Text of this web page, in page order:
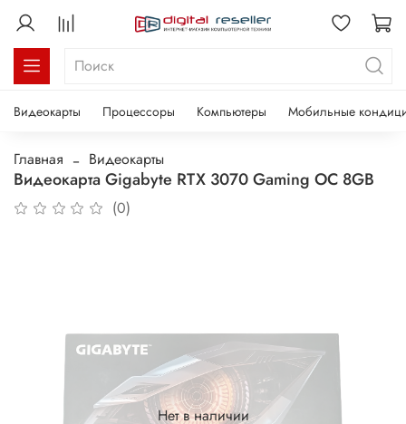
Видеокарты Процессоры Компьютеры Мобильные
Главная Видеокарты
Видеокарта Gigabyte RTX 3070 Gaming OC 8GB
(0)
Нет в наличии